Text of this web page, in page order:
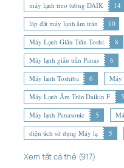
máy lạnh treo tường DAIK
14
lắp đặt máy lạnh âm trần
10
Máy Lạnh Giấu Trần Toshi
8
Máy lạnh giấu trần Panas
6
Máy lạnh Toshiba
6 Máy
Máy Lạnh Âm Trần Daikin F
5
Máy lạnh Panasonic
5
diện tích sử dụng Máy lạ
5
Xem tất cả thẻ (917)